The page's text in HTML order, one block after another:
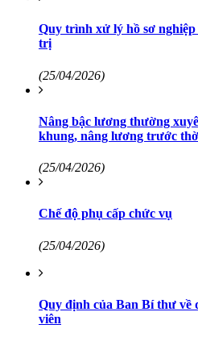
Quy trình xử lý hồ sơ
trị
(25/04/2026)
Nâng bậc lương thường
khung, nâng lương trước
(25/04/2026)
Chế độ phụ cấp chức vụ
(25/04/2026)
Quy định của Ban Bí thư về
viên